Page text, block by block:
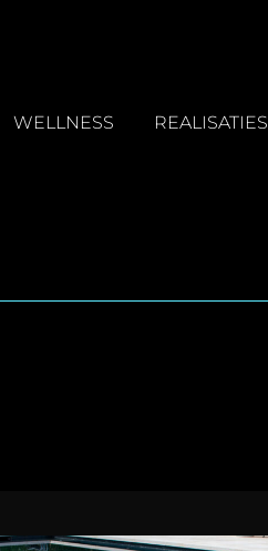
WELLNESS REALISATIES